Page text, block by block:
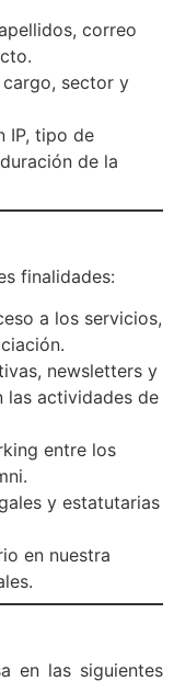
correo
cargo, sector y
IP, tipo de
de la
finalidades:
a los servicios,
newsletters y
las actividades de
entre los
y estatutarias
en nuestra
en las siguientes